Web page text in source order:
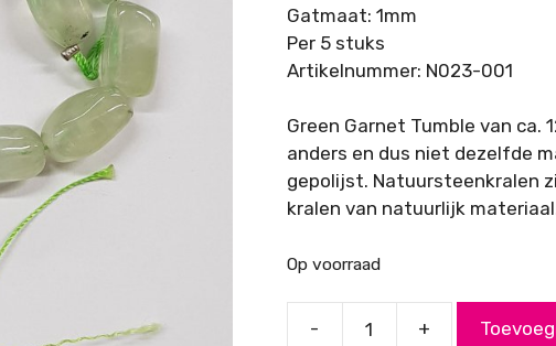
Gatmaat: 1mm
Per 5 stuks
Artikelnummer: N023-001
Green Garnet Tumble van ca.
anders en dus niet dezelfde
gepolijst. Natuursteenkralen
kralen van natuurlijk
Op voorraad
- +